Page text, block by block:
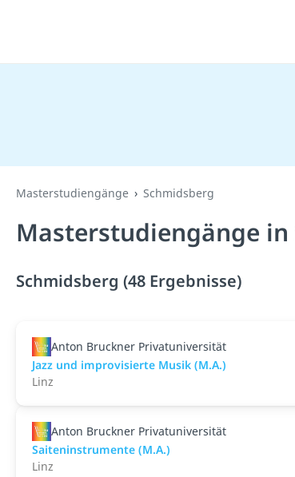
Masterstudiengänge Schmidsberg
Masterstudiengänge in
Schmidsberg (48 Ergebnisse)
Anton Bruckner Privatuniversität
Jazz und improvisierte Musik (M.A.)
Linz
Anton Bruckner Privatuniversität
Saiteninstrumente (M.A.)
Linz